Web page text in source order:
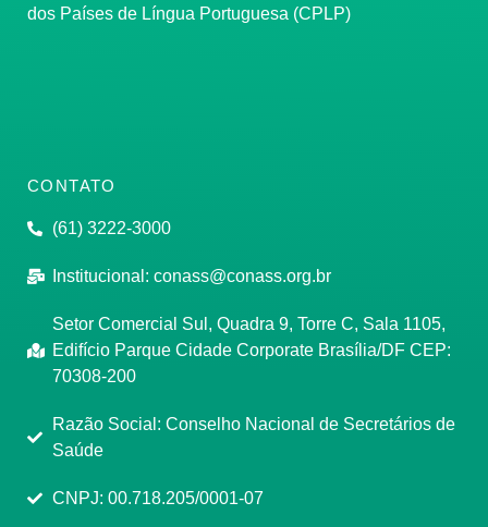
dos Países de Língua Portuguesa (CPLP)
CONTATO
(61) 3222-3000
Institucional: conass@conass.org.br
Setor Comercial Sul, Quadra 9, Torre C, Sala 1105,
Edifício Parque Cidade Corporate Brasília/DF CEP:
70308-200
Razão Social: Conselho Nacional de Secretários de
Saúde
CNPJ: 00.718.205/0001-07